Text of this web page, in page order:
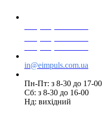
in@eimpuls.com.ua
Пн-Пт: з 8-30 до 17-00
Сб: з 8-30 до 16-00
Нд: вихідний